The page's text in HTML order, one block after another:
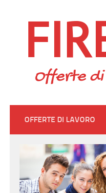
Offerte di
OFFERTE DI LAVORO